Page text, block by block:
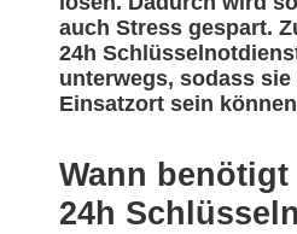
auch Stress gespart.
24h
unterwegs, sodass
Einsatzort sein
Wann benötigt
24h